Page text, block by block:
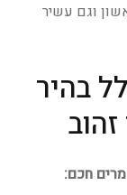
וגם עשיר
בהיר
חכם: